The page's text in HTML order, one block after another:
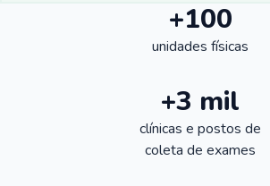
+100
unidades físicas
+3 mil
clínicas e postos de
coleta de exames